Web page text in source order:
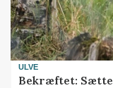
ULVE
Bekræftet: